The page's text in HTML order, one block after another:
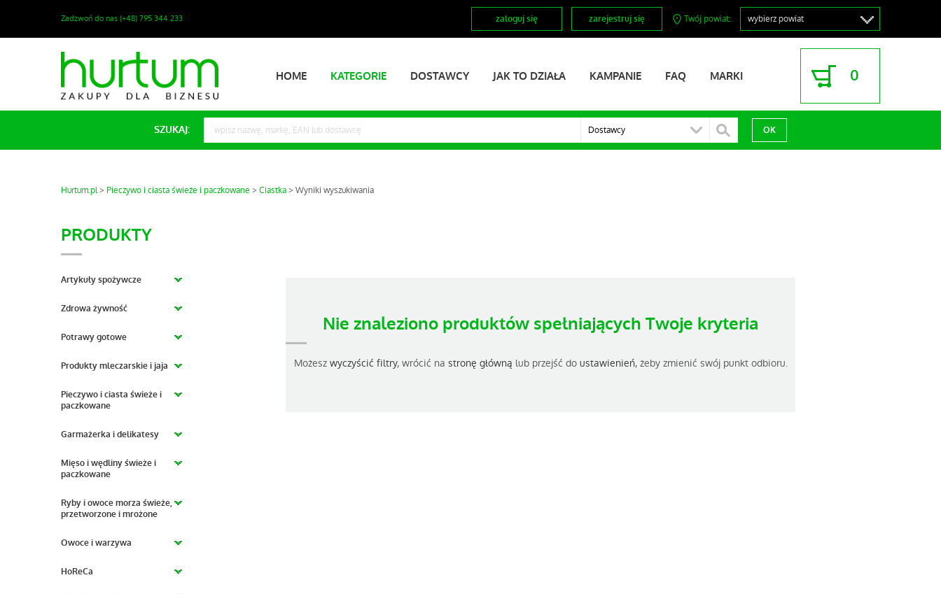
Twój powiat:
zaloguj się zarejestruj się
Zadzwoń do nas (+48) 795 344 233
HOME KATEGORIE DOSTAWCY JAK TO DZIAŁA KAMPANIE FAQ MARKI 0
SZUKAJ: Dostawcy
Hurtum.pl Pieczywo i ciasta świeże i paczkowane Ciastka Wyniki wyszukiwania
PRODUKTY
Artykuły spożywcze
Zdrowa żywność
Potrawy gotowe
Produkty mleczarskie i jaja
Pieczywo i ciasta świeże i
paczkowane
Garmażerka i delikatesy
Mięso i wędliny świeże i
paczkowane
Ryby i owoce morza świeże,
przetworzone i mrożone
Owoce i warzywa
HoReCa
Nie znaleziono produktów spełniających Twoje kryteria
Możesz wyczyścić filtry, wrócić na stronę główną lub przejść do ustawienień, żeby zmienić swój punkt odbioru.